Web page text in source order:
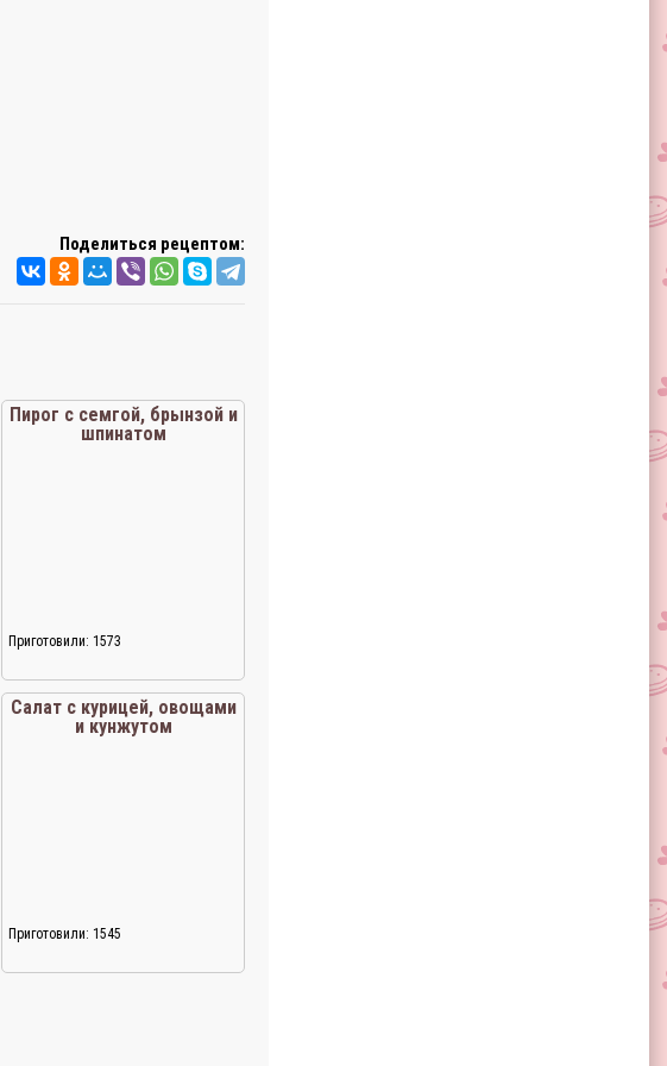
Поделиться рецептом:
Пирог с семгой, брынзой и
шпинатом
Приготовили: 1573
Салат с курицей, овощами
и кунжутом
Приготовили: 1545